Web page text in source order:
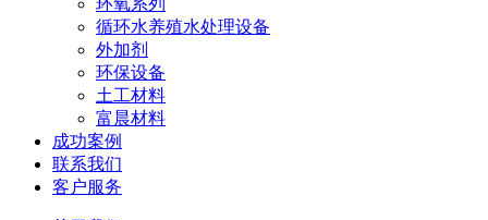
环氧系列
循环水养殖水处理设备
外加剂
环保设备
土工材料
富晨材料
成功案例
联系我们
客户服务